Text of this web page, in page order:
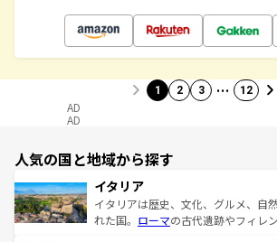
1 2 3 … 12
AD
AD
人気の国と地域から探す
イタリア
イタリアは歴史、文化、グルメ、自
れた国。 ローマの古代遺跡やフィレ